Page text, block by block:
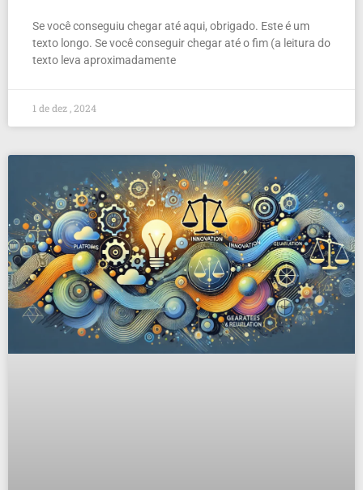
Se você conseguiu chegar até aqui, obrigado. Este é um
texto longo. Se você conseguir chegar até o fim (a leitura do
texto leva aproximadamente
1 de dez , 2024